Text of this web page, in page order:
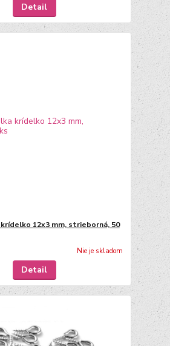
Detail
12x3 mm, strieborná, 50
Nie je skladom
Detail